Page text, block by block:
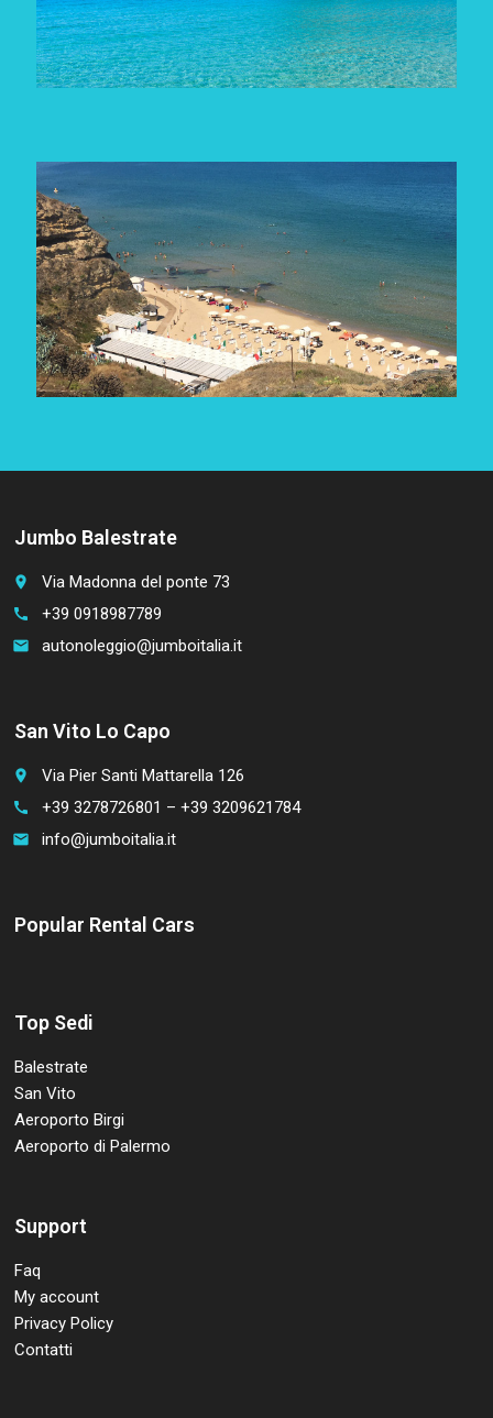
Jumbo Balestrate
place Via Madonna del ponte 73
call +39 0918987789
email autonoleggio@jumboitalia.it
San Vito Lo Capo
place Via Pier Santi Mattarella 126
call +39 3278726801 – +39 3209621784
email info@jumboitalia.it
Popular Rental Cars
Top Sedi
Balestrate
San Vito
Aeroporto Birgi
Aeroporto di Palermo
Support
Faq
My account
Privacy Policy
Contatti